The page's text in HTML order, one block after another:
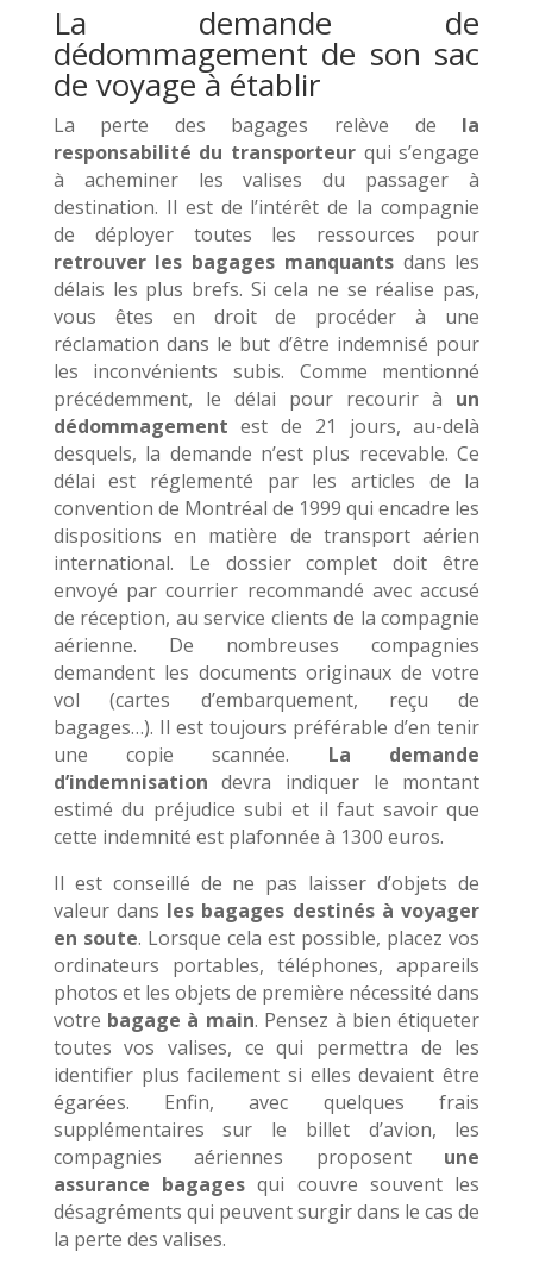
La demande de
dédommagement de son sac
de voyage à établir
La perte des bagages relève de la
responsabilité du transporteur qui s’engage
à acheminer les valises du passager à
destination. Il est de l’intérêt de la compagnie
de déployer toutes les ressources pour
retrouver les bagages manquantsdans les
délais les plus brefs. Si cela ne se réalise pas,
vous êtes en droit de procéder à une
réclamation dans le but d’être indemnisé pour
les inconvénients subis. Comme mentionné
précédemment, le délai pour recourir à un
dédommagement est de 21 jours, au-delà
desquels, la demande n’est plus recevable. Ce
délai est réglementé par les articles de la
convention de Montréal de 1999 qui encadre les
dispositions en matière de transport aérien
international. Le dossier complet doit être
envoyé par courrier recommandé avec accusé
de réception, au service clients de la compagnie
aérienne. De nombreuses compagnies
demandent les documents originaux de votre
vol (cartes d’embarquement, reçu de
bagages…). Il est toujours préférable d’en tenir
une copie scannée. La demande
d’indemnisation devra indiquer le montant
estimé du préjudice subi et il faut savoir que
cette indemnité est plafonnée à 1300 euros.
Il est conseillé de ne pas laisser d’objets de
valeur dans les bagages destinés à voyager
en soute. Lorsque cela est possible, placez vos
ordinateurs portables, téléphones, appareils
photos et les objets de première nécessité dans
votre bagage à main. Pensez à bien étiqueter
toutes vos valises, ce qui permettra de les
identifier plus facilement si elles devaient être
égarées. Enfin, avec quelques frais
supplémentaires sur le billet d’avion, les
compagnies aériennes proposent une
assurance bagages qui couvre souvent les
désagréments qui peuvent surgir dans le cas de
la perte des valises.